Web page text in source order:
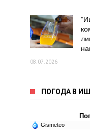
08.07.2026
ПОГОДА В
Gismeteo